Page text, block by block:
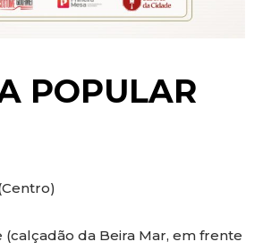
POPULAR
(calçadão da Beira Mar, em frente